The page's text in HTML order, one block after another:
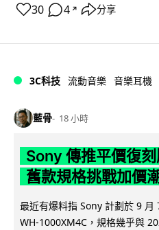
30 4 ↗ 分享
3C科技 流動音樂 音樂耳機
藍骨 18 小時
Sony 傳推平價復
舊款規格挑戰加價潮
最近有爆料指 Sony 計劃於 9
WH-1000XM4C，規格幾乎與